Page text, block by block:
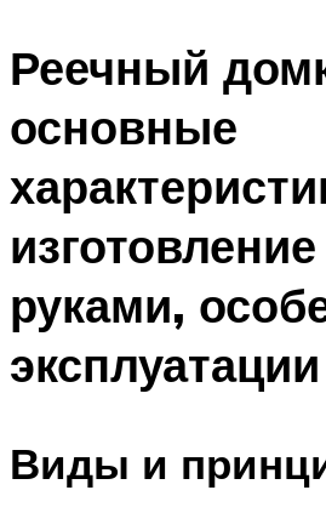
Реечный
основные
руками,
эксплуатации
Виды и